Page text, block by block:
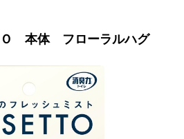
Ｏ 本体 フローラルハグ